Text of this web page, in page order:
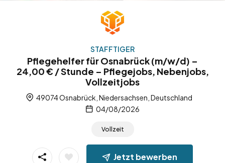
STAFFTIGER
Pflegehelfer für Osnabrück (m/w/d) –
24,00 € / Stunde – Pflegejobs, Nebenjobs,
Vollzeitjobs
49074 Osnabrück, Niedersachsen, Deutschland
04/08/2026
Vollzeit
Jetzt bewerben